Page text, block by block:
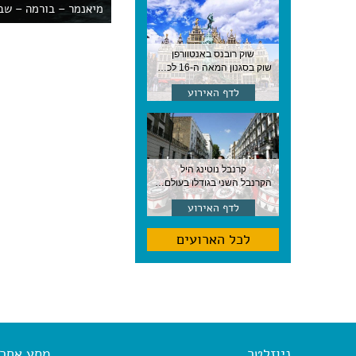
שוק רובנס באנטוורפן
שוק בסגנון המאה ה-16 לכבודו של הצייר המפורסם, בן העיר, נערך ב-15 באוגוסט באנטוורפן
לדף האירוע
קרנבל נוטינג היל
הקרנבל השני בגודלו בעולם, עם מוזיקה, תהלוכות ותחפושות. לונדון
לדף האירוע
לכל הארועים
מיאנמר – בורמה –